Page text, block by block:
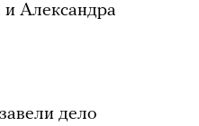
Александра
дело